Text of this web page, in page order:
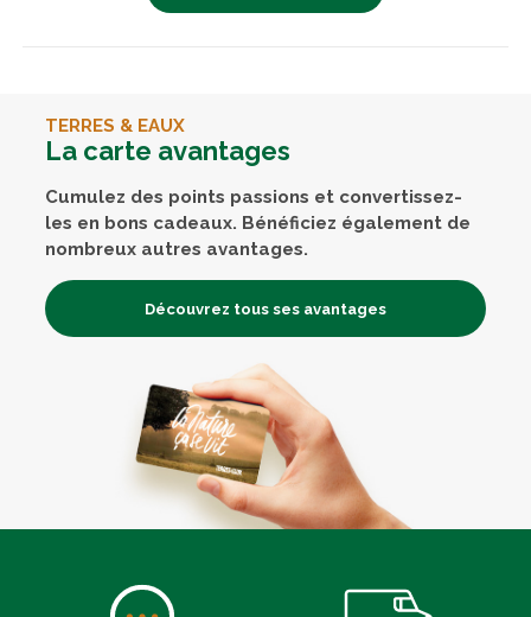
TERRES & EAUX
La carte avantages
Cumulez des points passions et convertissez-
les en bons cadeaux. Bénéficiez également de
nombreux autres avantages.
Découvrez tous ses avantages